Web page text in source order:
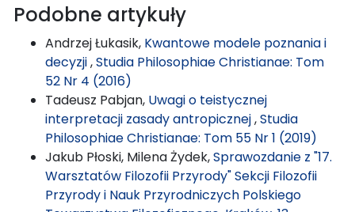
Podobne artykuły
Andrzej Łukasik, Kwantowe modele poznania i
decyzji,Studia Philosophiae Christianae: Tom
52 Nr 4 (2016)
Tadeusz Pabjan, Uwagi o teistycznej
interpretacji zasady antropicznej,Studia
Philosophiae Christianae: Tom 55 Nr 1 (2019)
Jakub Płoski, Milena Żydek,Sprawozdanie z "17.
Warsztatów Filozofii Przyrody" Sekcji Filozofii
Przyrody i Nauk Przyrodniczych Polskiego